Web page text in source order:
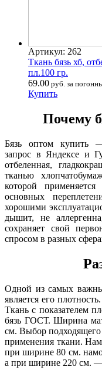
Артикул: 262
Ткань бязь хб,
пл.100 гр.
69.00 руб. за
Купить
Почему
Бязь оптом купить
запрос в Яндексе и
отбеленная,
тканью
которой
основных
хорошими
дышит, не
сохраняет свой
спросом в разных
Одной из самых
является его
Ткань с показателем
бязь ГОСТ. Ширина
см. Выбор подходящего
применения ткани.
при ширине 80 см.
а при ширине 220 см.